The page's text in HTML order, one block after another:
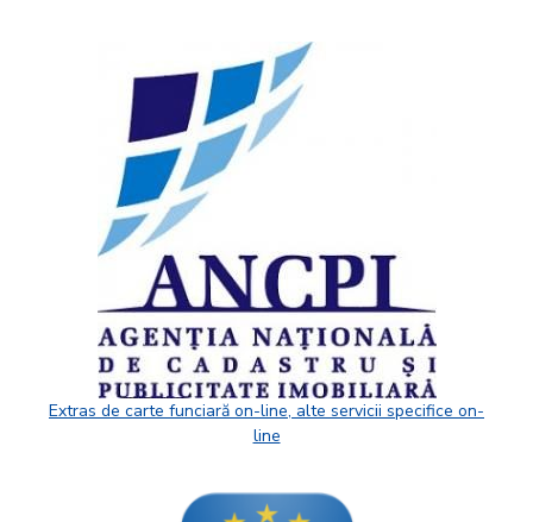
Extras de carte funciară on-line, alte servicii specifice on-
line